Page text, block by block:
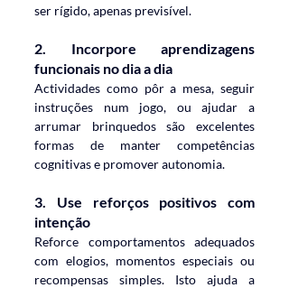
ser rígido, apenas previsível.
2. Incorpore aprendizagens
funcionais no dia a dia
Actividades como pôr a mesa, seguir
instruções num jogo, ou ajudar a
arrumar brinquedos são excelentes
formas de manter competências
cognitivas e promover autonomia.
3. Use reforços positivos com
intenção
Reforce comportamentos adequados
com elogios, momentos especiais ou
recompensas simples. Isto ajuda a